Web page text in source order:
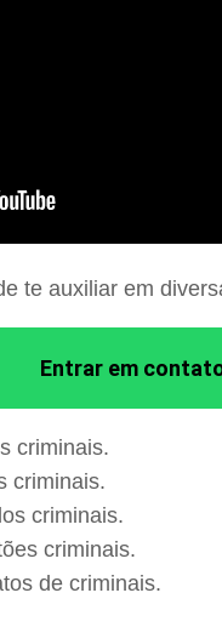
te auxiliar em
Entrar em
criminais.
criminais.
criminais.
criminais.
de criminais.